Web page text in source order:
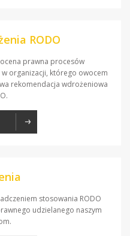
RODO
prawna procesów
organizacji, którego owocem
rekomendacja wdrożeniowa
stosowania RODO
udzielanego naszym